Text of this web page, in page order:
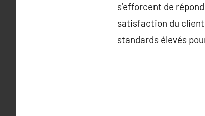
s’efforcent de
satisfaction du
standards élevés